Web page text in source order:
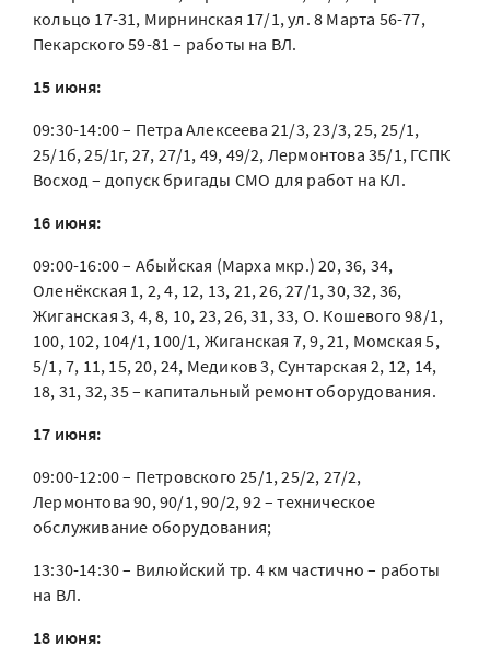
кольцо 17-31, Мирнинская 17/1, ул. 8 Марта 56-77,
Пекарского 59-81 – работы на ВЛ.
15 июня:
09:30-14:00 – Петра Алексеева 21/3, 23/3, 25, 25/1,
25/1б, 25/1г, 27, 27/1, 49, 49/2, Лермонтова 35/1, ГСПК
Восход – допуск бригады СМО для работ на КЛ.
16 июня:
09:00-16:00 – Абыйская (Марха мкр.) 20, 36, 34,
Оленёкская 1, 2, 4, 12, 13, 21, 26, 27/1, 30, 32, 36,
Жиганская 3, 4, 8, 10, 23, 26, 31, 33, О. Кошевого 98/1,
100, 102, 104/1, 100/1, Жиганская 7, 9, 21, Момская 5,
5/1, 7, 11, 15, 20, 24, Медиков 3, Сунтарская 2, 12, 14,
18, 31, 32, 35 – капитальный ремонт оборудования.
17 июня:
09:00-12:00 – Петровского 25/1, 25/2, 27/2,
Лермонтова 90, 90/1, 90/2, 92 – техническое
обслуживание оборудования;
13:30-14:30 – Вилюйский тр. 4 км частично – работы
на ВЛ.
18 июня: